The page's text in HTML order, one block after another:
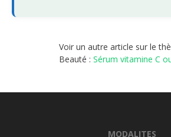
Voir un autre article sur le
Beauté : Sérum vitamine C
MODALITES